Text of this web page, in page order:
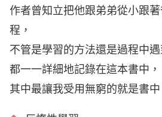
作者曾知立把他跟弟弟從小跟
程，
不管是學習的方法還是過程中遇
都一一詳細地記錄在這本書中，
其中最讓我受用無窮的就是書